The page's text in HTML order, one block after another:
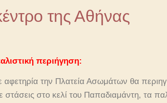
της Αθήνας
περιήγηση:
αφετηρία την Πλατεία Ασωμάτων θα
στάσεις στο κελί του Παπαδιαμάντη, τα